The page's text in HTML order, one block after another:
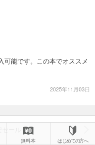
可能です。この本でオススメ
2025年11月03日
無料本 はじめての方へ